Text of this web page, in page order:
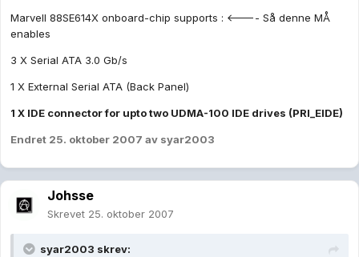
Marvell 88SE614X onboard-chip supports : <---- Så denne MÅ
enables
3 X Serial ATA 3.0 Gb/s
1 X External Serial ATA (Back Panel)
1 X IDE connector for upto two UDMA-100 IDE drives (PRI_EIDE)
Endret 25. oktober 2007 av syar2003
Johsse
Skrevet 25. oktober 2007
syar2003 skrev: